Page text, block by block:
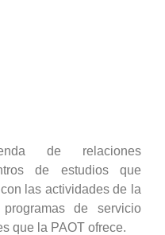
de relaciones
de estudios que
las actividades de la
de servicio
que la PAOT ofrece.